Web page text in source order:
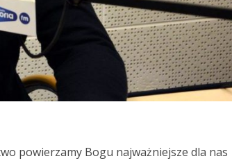
powierzamy Bogu najważniejsze dla nas